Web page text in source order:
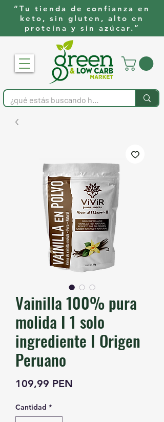
“Tu tienda de confianza en
keto, sin gluten, alto en
proteína y sin azúcar.”
Vainilla 100% pura
molida I 1 solo
ingrediente I Origen
Peruano
109,99 PEN
Cantidad *